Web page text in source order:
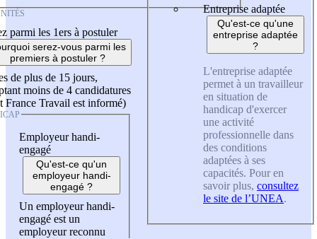
parmi les 1ers à postuler
serez-vous parmi les
premiers à postuler ?
de plus de 15 jours,
moins de 4 candidatures
France Travail est informé)
Employeur handi-
engagé
Qu'est-ce qu'un
employeur handi-
engagé ?
Un employeur handi-
engagé est un
employeur reconnu
Entreprise adaptée
Qu'est-ce qu'une
entreprise adaptée
?
L'entreprise adaptée
permet à un travailleur
en situation de
handicap d'exercer
une activité
professionnelle dans
des conditions
adaptées à ses
capacités. Pour en
savoir plus, consultez
le site de l’UNEA.